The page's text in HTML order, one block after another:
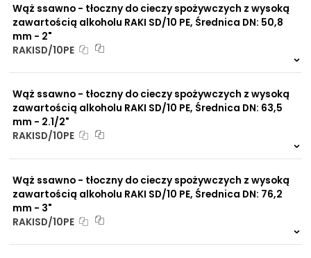
Wąż ssawno - tłoczny do cieczy spożywczych z wysoką
zawartością alkoholu RAKI SD/10 PE, Średnica DN: 50,8
mm - 2"
RAKISD/10PE
Wąż ssawno - tłoczny do cieczy spożywczych z wysoką
zawartością alkoholu RAKI SD/10 PE, Średnica DN: 63,5
mm - 2.1/2"
RAKISD/10PE
Wąż ssawno - tłoczny do cieczy spożywczych z wysoką
zawartością alkoholu RAKI SD/10 PE, Średnica DN: 76,2
mm - 3"
RAKISD/10PE